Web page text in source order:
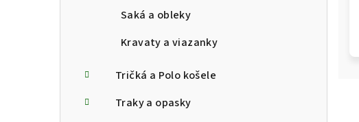
Saká a obleky
Kravaty a viazanky
Tričká a Polo košele
Traky a opasky